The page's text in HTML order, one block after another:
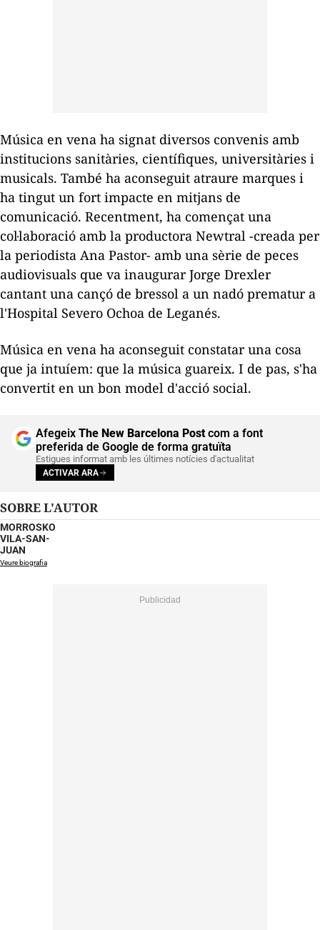
Música en vena ha signat diversos convenis amb
institucions sanitàries, científiques, universitàries i
musicals. També ha aconseguit atraure marques i
ha tingut un fort impacte en mitjans de
comunicació. Recentment, ha començat una
col·laboració amb la productora Newtral -creada per
la periodista Ana Pastor- amb una sèrie de peces
audiovisuals que va inaugurar Jorge Drexler
cantant una cançó de bressol a un nadó prematur a
l'Hospital Severo Ochoa de Leganés.
Música en vena ha aconseguit constatar una cosa
que ja intuíem: que la música guareix. I de pas, s'ha
convertit en un bon model d'acció social.
Afegeix The New Barcelona Postcom a font
preferida de Google de forma gratuïta
Estigues informat amb les últimes notícies d'actualitat
ACTIVAR ARA
SOBRE L'AUTOR
MORROSKO
VILA-SAN-
JUAN
Veure biografia